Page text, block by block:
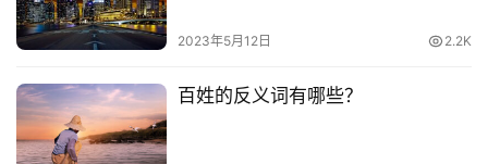
2023年5月12日 2.2K
百姓的反义词有哪些？